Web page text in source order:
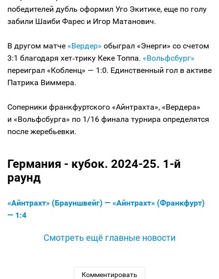
победителей дубль оформил Уго Экитике, еще по голу
забили Шаиби Фарес и Игор Матанович.
В другом матче «Вердер» обыграл «Энерги» со счетом
3:1 благодаря хет‑трику Кеке Топпа. «Вольфсбург»
переиграл «Кобленц» — 1:0. Единственный гол в активе
Патрика Виммера.
Соперники франкфуртского «Айнтрахта», «Вердера»
и «Вольфсбурга» по 1/16 финала турнира определятся
после жеребьевки.
Германия - кубок. 2024-25. 1-й
раунд
«Айнтрахт» (Брауншвейг) — «Айнтрахт» (Франкфурт)
— 1:4
Смотреть ещё главные новости
Комментировать